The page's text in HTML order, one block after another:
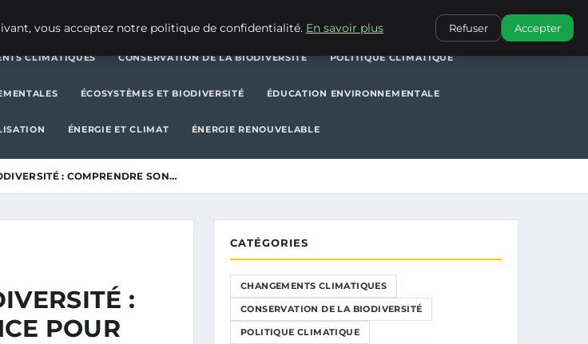
POLITIQUES ENVIRONNEMENTALES
CLIMATIQUES CONSERVATION DE LA BIODIVERSITÉ POLITIQUE CLIMATIQUE
ÉCOSYSTÈMES ET BIODIVERSITÉ ÉDUCATION ENVIRONNEMENTALE
ÉNERGIE ET CLIMAT ÉNERGIE RENOUVELABLE
: COMPRENDRE SON…
:
POUR
CATÉGORIES
CHANGEMENTS CLIMATIQUES
CONSERVATION DE LA BIODIVERSITÉ
POLITIQUE CLIMATIQUE
vous acceptez notre politique de confidentialité. En savoir plus Refuser Accepter